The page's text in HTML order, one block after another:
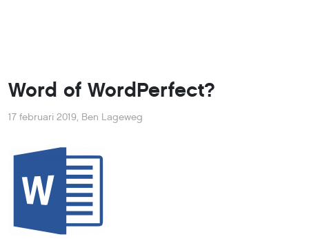
Word of WordPerfect?
17 februari 2019, Ben Lageweg